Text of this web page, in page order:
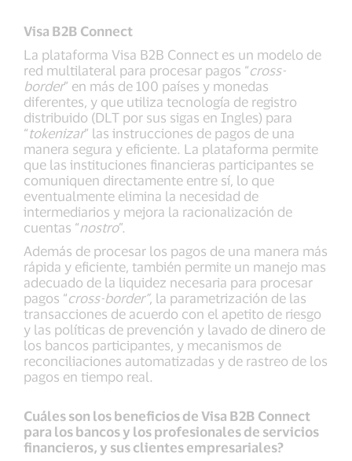
Visa B2B Connect
La plataforma Visa B2B Connect es un modelo de
red multilateral para procesar pagos “cross-
border” en más de 100 países y monedas
diferentes, y que utiliza tecnología de registro
distribuido (DLT por sus sigas en Ingles) para
“tokenizar” las instrucciones de pagos de una
manera segura y eficiente. La plataforma permite
que las instituciones financieras participantes se
comuniquen directamente entre sí, lo que
eventualmente elimina la necesidad de
intermediarios y mejora la racionalización de
cuentas “nostro”.
Además de procesar los pagos de una manera más
rápida y eficiente, también permite un manejo mas
adecuado de la liquidez necesaria para procesar
pagos “cross-border”, la parametrización de las
transacciones de acuerdo con el apetito de riesgo
y las políticas de prevención y lavado de dinero de
los bancos participantes, y mecanismos de
reconciliaciones automatizadas y de rastreo de los
pagos en tiempo real.
Cuáles son los beneficios de Visa B2B Connect
para los bancos y los profesionales de servicios
financieros, y sus clientes empresariales?